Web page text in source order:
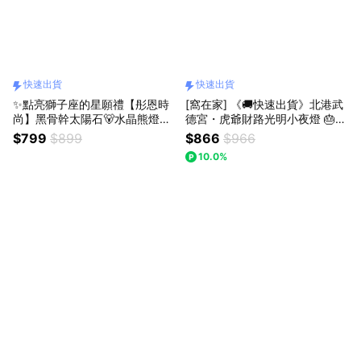
快速出貨
✨點亮獅子座的星願禮【彤恩時
尚】黑骨幹太陽石🐻水晶熊燈座
組▸處女座 極光超七🎁生日禮物
情人節禮物『LINE禮物獨家 / 快
$799 $899
快速出貨
[窩在家] 《🚚快速出貨》北港武
德宮・虎爺財路光明小夜燈 🎂
生日禮物｜招財｜辦公室｜開運
納福｜實用｜升遷升職｜喬遷｜
開業開店｜同事｜上班族｜獅子
$866 $966
10.0%